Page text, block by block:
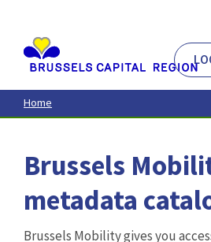
contenu
principal
Home
Brussels
metadata
Brussels Mobility gives you